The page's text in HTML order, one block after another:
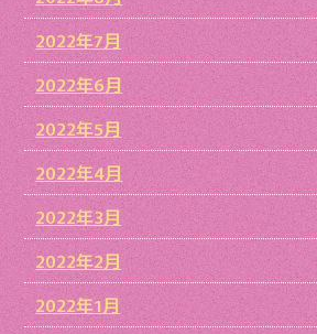
2022年7月
2022年6月
2022年5月
2022年4月
2022年3月
2022年2月
2022年1月